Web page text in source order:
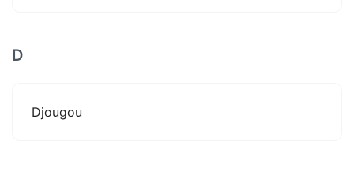
D
Djougou